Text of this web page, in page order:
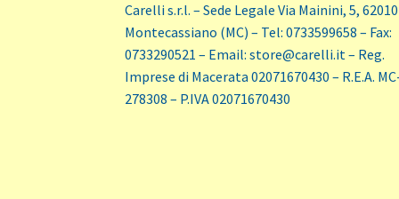
Carelli s.r.l. – Sede Legale Via Mainini, 5, 62010
Montecassiano (MC) – Tel: 0733599658 – Fax:
0733290521 – Email: store@carelli.it – Reg.
Imprese di Macerata 02071670430 – R.E.A.
278308 – P.IVA 02071670430